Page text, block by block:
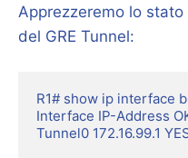
Apprezzeremo lo
del GRE Tunnel:
R1# show ip interface
Interface IP-Address
Tunnel0 172.16.99.1